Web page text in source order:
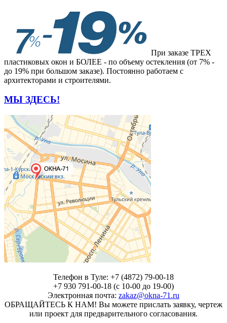
При заказе ТРЕХ
пластиковых окон и БОЛЕЕ - по объему остекления (от 7% -
до 19% при большом заказе). Постоянно работаем с
архитекторами и строителями.
МЫ ЗДЕСЬ!
Телефон в Туле: +7 (4872) 79-00-18
+7 930 791-00-18 (с 10-00 до 19-00)
Электронная почта: zakaz@okna-71.ru
ОБРАЩАЙТЕСЬ К НАМ! Вы можете прислать заявку, чертеж
или проект для предварительного согласования.